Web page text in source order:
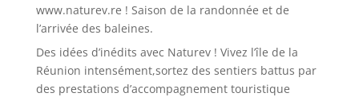
www.naturev.re ! Saison de la randonnée et de
l’arrivée des baleines.
Des idées d’inédits avec Naturev ! Vivez l’île de la
Réunion intensément,sortez des sentiers battus par
des prestations d’accompagnement touristique